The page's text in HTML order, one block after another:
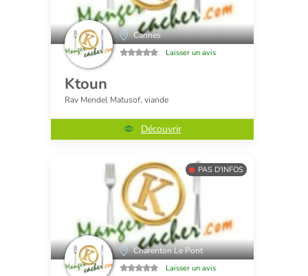
Cannes
Laisser un avis
Ktoun
Rav Mendel Matusof, viande
Découvrir
PAS D'INFOS
Charenton Le Pont
Laisser un avis